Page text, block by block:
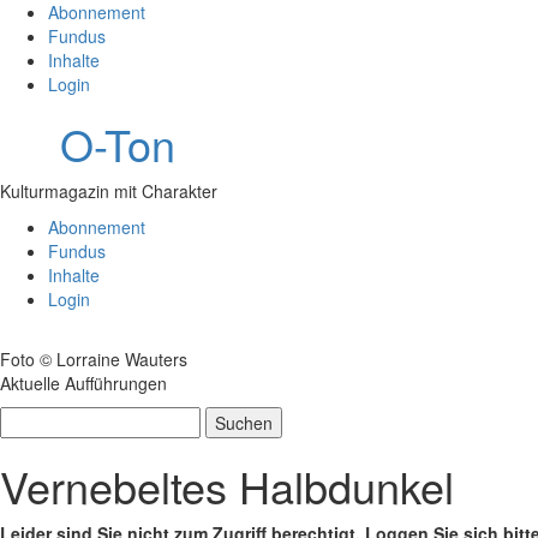
Abonnement
Fundus
Inhalte
Login
O-Ton
Kulturmagazin mit Charakter
Abonnement
Fundus
Inhalte
Login
Foto © Lorraine Wauters
Aktuelle Aufführungen
nach:
Vernebeltes Halbdunkel
Leider sind Sie nicht zum Zugriff berechtigt. Loggen Sie sich